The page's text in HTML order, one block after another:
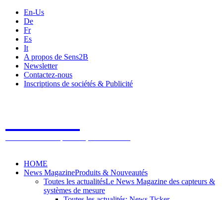
En-Us
De
Fr
Es
It
A propos de Sens2B
Newsletter
Contactez-nous
Inscriptions de sociétés & Publicité
HOME
News MagazineProduits & Nouveautés
Toutes les actualitésLe News Magazine des capteurs &
systèmes de mesure